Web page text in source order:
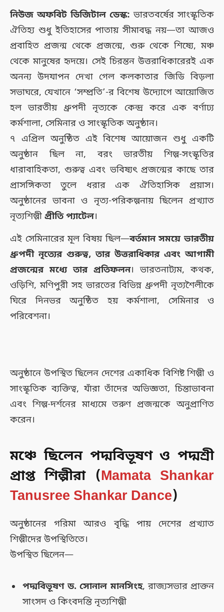
নিউজ অফবিট ডিজিটাল ডেস্ক: ভারতবর্ষের সাংস্কৃতিক
ঐতিহ্য শুধু ইতিহাসের পাতায় সীমাবদ্ধ নয়—তা আজও
প্রবাহিত প্রজন্ম থেকে প্রজন্মে, গুরু থেকে শিষ্যে, মঞ্চ
থেকে মানুষের হৃদয়ে। সেই চিরন্তন উত্তরাধিকারেরই এক
অনন্য উদযাপন দেখা গেল কলকাতার জিডি বিড়লা
সভাঘরে, যেখানে ‘সম্প্রতি’-র বিশেষ উদ্যোগে আয়োজিত
হল ভারতীয় ধ্রুপদী নৃত্যকে কেন্দ্র করে এক বর্ণাঢ্য
কর্মশালা, সেমিনার ও সাংস্কৃতিক অনুষ্ঠান।
৭ এপ্রিল অনুষ্ঠিত এই বিশেষ আয়োজন শুধু একটি
অনুষ্ঠান ছিল না, বরং ভারতীয় শিল্প-সংস্কৃতির
ধারাবাহিকতা, গুরুত্ব এবং ভবিষ্যৎ প্রজন্মের কাছে তার
প্রাসঙ্গিকতা তুলে ধরার এক ঐতিহাসিক প্রয়াস।
অনুষ্ঠানের ভাবনা ও নৃত্য-পরিকল্পনায় ছিলেন প্রখ্যাত
নৃত্যশিল্পী প্রীতি প্যাটেল।
এই সেমিনারের মূল বিষয় ছিল—বর্তমান সময়ে ভারতীয়
ধ্রুপদী নৃত্যের গুরুত্ব, তার উত্তরাধিকার এবং আগামী
প্রজন্মের মধ্যে তার প্রতিফলন। ভারতনাট্যম, কথক,
ওড়িশি, মণিপুরী সহ ভারতের বিভিন্ন ধ্রুপদী নৃত্যশৈলীকে
ঘিরে দিনভর অনুষ্ঠিত হয় কর্মশালা, সেমিনার ও
পরিবেশনা।
অনুষ্ঠানে উপস্থিত ছিলেন দেশের একাধিক বিশিষ্ট শিল্পী ও
সাংস্কৃতিক ব্যক্তিত্ব, যাঁরা তাঁদের অভিজ্ঞতা, চিন্তাভাবনা
এবং শিল্প-দর্শনের মাধ্যমে তরুণ প্রজন্মকে অনুপ্রাণিত
করেন।
মঞ্চে ছিলেন পদ্মবিভূষণ ও পদ্মশ্রী
প্রাপ্ত শিল্পীরা (Mamata Shankar
Tanusree Shankar Dance)
অনুষ্ঠানের গরিমা আরও বৃদ্ধি পায় দেশের প্রখ্যাত
শিল্পীদের উপস্থিতিতে।
উপস্থিত ছিলেন—
পদ্মবিভূষণ ড. সোনাল মানসিংহ, রাজ্যসভার প্রাক্তন
সাংসদ ও কিংবদন্তি নৃত্যশিল্পী